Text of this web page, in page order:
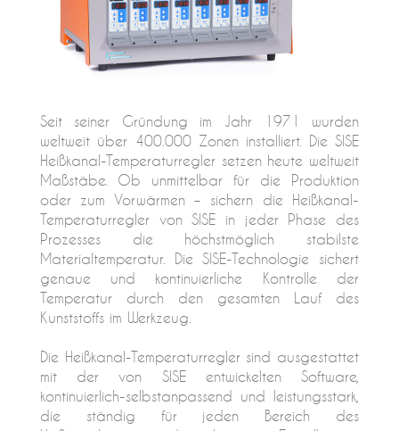
Seit seiner Gründung im Jahr 1971 wurden
weltweit über 400.000 Zonen installiert. Die SISE
Heißkanal-Temperaturregler setzen heute weltweit
Maßstäbe. Ob unmittelbar für die Produktion
oder zum Vorwärmen – sichern die Heißkanal-
Temperaturregler von SISE in jeder Phase des
Prozesses die höchstmöglich stabilste
Materialtemperatur. Die SISE-Technologie sichert
genaue und kontinuierliche Kontrolle der
Temperatur durch den gesamten Lauf des
Kunststoffs im Werkzeug.
Die Heißkanal-Temperaturregler sind ausgestattet
mit der von SISE entwickelten Software,
kontinuierlich-selbstanpassend und leistungsstark,
die ständig für jeden Bereich des